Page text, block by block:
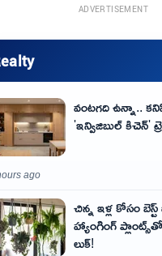
ADVERTISEMENT
వంటగది ఉన్నా..
'ఇన్విజిబుల్ కిచెన్'
ago
చిన్న ఇళ్ల కోసం
హ్యాంగింగ్
లుక్!